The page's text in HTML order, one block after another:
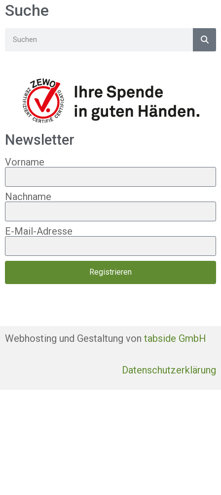
Suche
Newsletter
Vorname
Nachname
E-Mail-Adresse
Registrieren
Webhosting und Gestaltung von tabside GmbH
Datenschutzerklärung